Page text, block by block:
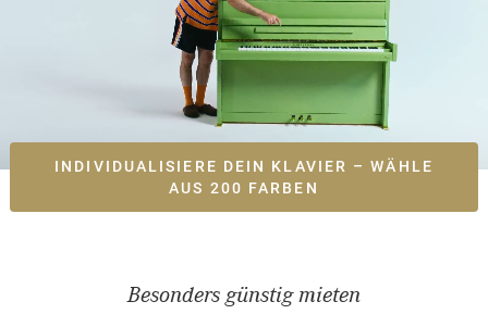
INDIVIDUALISIERE DEIN KLAVIER – WÄHLE
AUS 200 FARBEN
Besonders günstig mieten